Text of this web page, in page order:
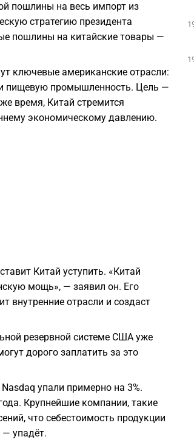
пошлины на весь импорт из
стратегию президента
пошлины на китайские товары —
ключевые американские отрасли:
и пищевую промышленность. Цель —
время, Китай стремится
экономическому давлению.
Китай уступить. «Китай
мощь», — заявил он. Его
внутренние отрасли и создаст
резервной системе США уже
дорого заплатить за это
упали примерно на 3%.
Крупнейшие компании, такие
что себестоимость продукции
упадёт.